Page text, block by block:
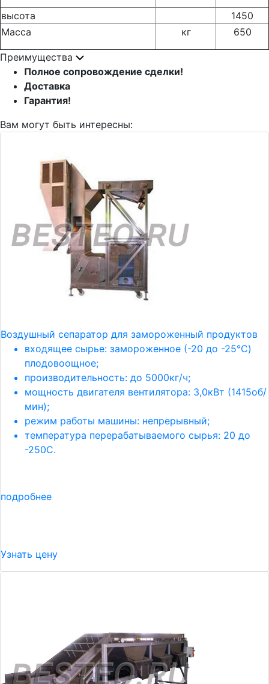
высота
1450
Масса
кг 650
Преимущества
Полное сопровождение сделки!
Доставка
Гарантия!
Вам могут быть интересны:
Воздушный сепаратор для замороженный продуктов
входящее сырье: замороженное (-20 до -25°C)
плодовоощное;
производительность: до 5000кг/ч;
мощность двигателя вентилятора: 3,0кВт (1415об/
мин);
режим работы машины: непрерывный;
температура перерабатываемого сырья: 20 до
-250С.
подробнее
Узнать цену